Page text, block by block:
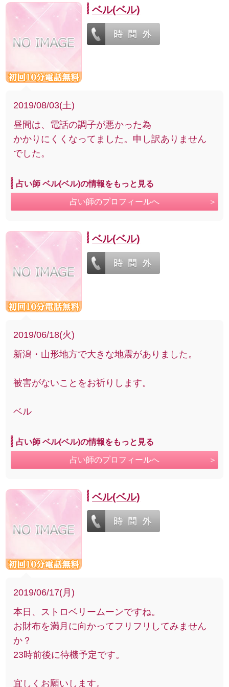
ベル(ベル)
2019/08/03(土)
昼間は、電話の調子が悪かった為
かかりにくくなってました。申し訳ありません
でした。
占い師 ベル(ベル)の情報をもっと見る
占い師のプロフィールへ
ベル(ベル)
2019/06/18(火)
新潟・山形地方で大きな地震がありました。
被害がないことをお祈りします。
ベル
占い師 ベル(ベル)の情報をもっと見る
占い師のプロフィールへ
ベル(ベル)
2019/06/17(月)
本日、ストロベリームーンですね。
お財布を満月に向かってフリフリしてみません
か？
23時前後に待機予定です。
宜しくお願いします。